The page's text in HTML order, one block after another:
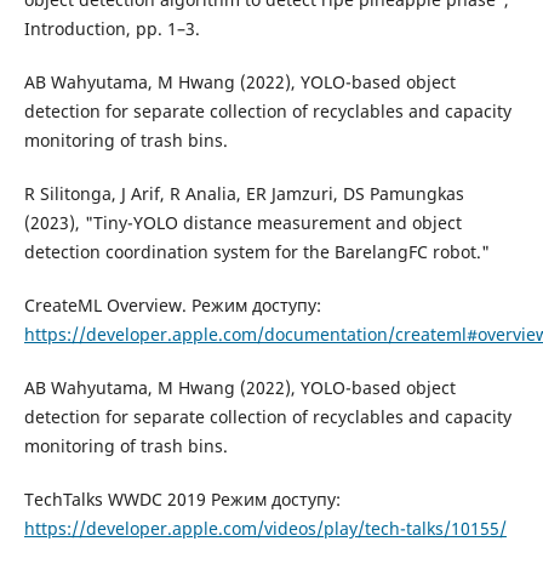
Introduction, pp. 1–3.
AB Wahyutama, M Hwang (2022), YOLO-based object
detection for separate collection of recyclables and capacity
monitoring of trash bins.
R Silitonga, J Arif, R Analia, ER Jamzuri, DS Pamungkas
(2023), "Tiny-YOLO distance measurement and object
detection coordination system for the BarelangFC robot."
CreateML Overview. Режим доступу:
https://developer.apple.com/documentation/
AB Wahyutama, M Hwang (2022), YOLO-based object
detection for separate collection of recyclables and capacity
monitoring of trash bins.
TechTalks WWDC 2019 Режим доступу:
https://developer.apple.com/videos/play/tech-talks/10155/